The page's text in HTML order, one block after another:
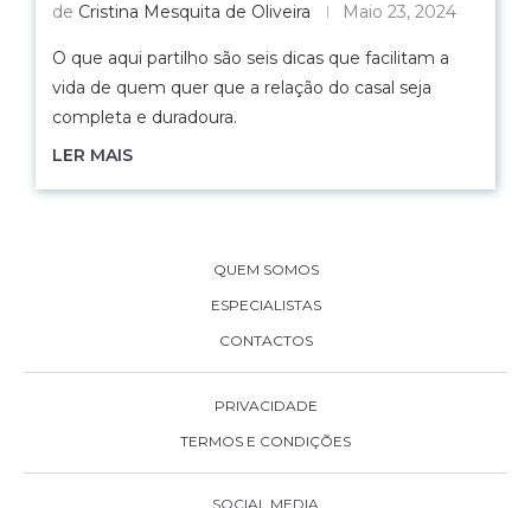
de Cristina Mesquita de Oliveira Maio 23, 2024
O que aqui partilho são seis dicas que facilitam a
vida de quem quer que a relação do casal seja
completa e duradoura.
LER MAIS
QUEM SOMOS
ESPECIALISTAS
CONTACTOS
PRIVACIDADE
TERMOS E CONDIÇÕES
SOCIAL MEDIA